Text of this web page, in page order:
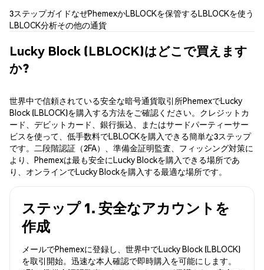
3ステップガイドなぜPhemexかLBLOCKを保管するLBLOCKを使う
LBLOCK分析その他の通貨
Lucky Block (LBLOCK)はどこで買えます
か?
世界中で信頼されている安全な暗号通貨取引所PhemexでLucky
Block (LBLOCK)を購入する方法をご確認ください。クレジットカ
ード、デビットカード、銀行振込、またはサードパーティーサー
ビスを使って、低手数料でLBLOCKを購入できる簡単な3ステップ
です。二段階認証（2FA）、準備金証明監査、フィッシング対策に
より、Phemexは最も安全にLucky Blockを購入できる場所であ
り、オンラインでLucky Blockを購入する最適な場所です。
ステップ 1. 安全なアカウントを
作成
メールでPhemexに登録し、世界中でLucky Block (LBLOCK)
を取引開始。迅速な本人確認で即時購入を可能にします。